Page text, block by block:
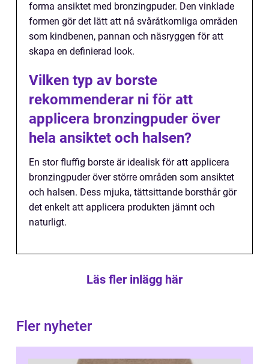
forma ansiktet med bronzingpuder. Den vinklade
formen gör det lätt att nå svåråtkomliga områden
som kindbenen, pannan och näsryggen för att
skapa en definierad look.
Vilken typ av borste
rekommenderar ni för att
applicera bronzingpuder över
hela ansiktet och halsen?
En stor fluffig borste är idealisk för att applicera
bronzingpuder över större områden som ansiktet
och halsen. Dess mjuka, tättsittande borsthår gör
det enkelt att applicera produkten jämnt och
naturligt.
Läs fler inlägg här
Fler nyheter